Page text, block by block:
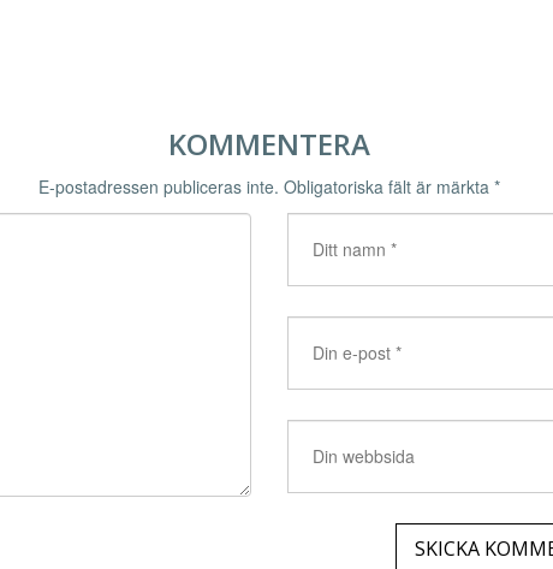
KOMMENTERA
E-postadressen publiceras inte. Obligatoriska fält är märkta *